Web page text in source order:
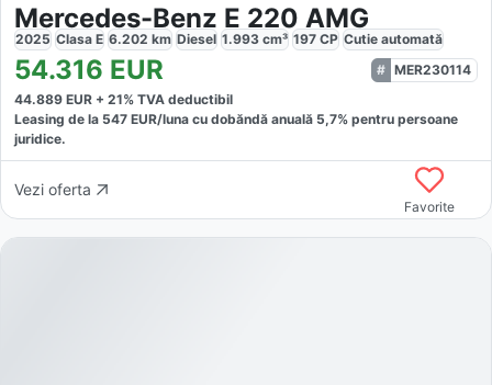
Mercedes-Benz E 220 AMG
2025 Clasa E 6.202 km Diesel 1.993 cm³ 197 CP Cutie automată
54.316 EUR
MER230114
44.889 EUR + 21% TVA deductibil
Leasing de la 547 EUR/luna cu dobăndă anuală 5,7% pentru persoane
juridice.
Vezi oferta
Favorite